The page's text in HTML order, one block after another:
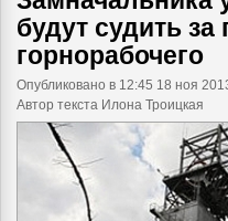
будут судить за
горнорабочего
Опубликовано в 12:45 18 ноя
Автор текста Илона Троицкая